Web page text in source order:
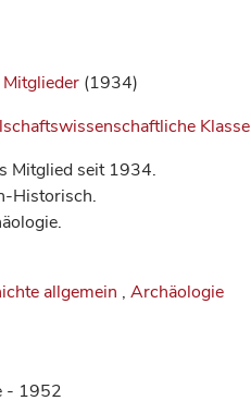
(1934)
Klasse
Mitglied seit 1934.
Historisch.
allgemein , Archäologie
- 1952